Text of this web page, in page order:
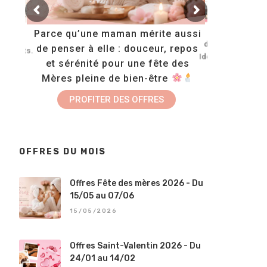
PROFITER DES OFFRES
Parce qu’une maman mérite aussi
de penser à elle : douceur, repos
et sérénité pour une fête des
Mères pleine de bien-être
disponibles en
Idéals pour
OFFRES DU MOIS
Offres Fête des mères 2026 - Du
15/05 au 07/06
15/05/2026
Offres Saint-Valentin 2026 - Du
24/01 au 14/02